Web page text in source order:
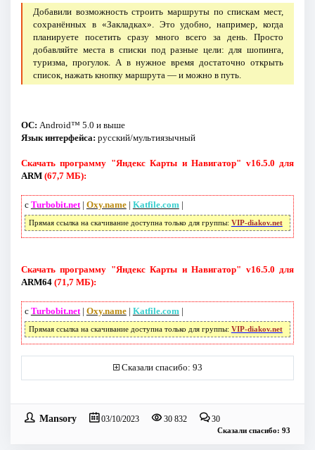
Добавили возможность строить маршруты по спискам мест,
сохранённых в «Закладках». Это удобно, например, когда
планируете посетить сразу много всего за день. Просто
добавляйте места в списки под разные цели: для шопинга,
туризма, прогулок. А в нужное время достаточно открыть
список, нажать кнопку маршрута — и можно в путь.
ОС: Android™ 5.0 и выше
Язык интерфейса: русский/мультиязычный
Скачать программу "Яндекс Карты и Навигатор" v16.5.0 для
ARM(67,7 МБ):
с Turbobit.net| Oxy.name| Katfile.com |
Прямая ссылка на скачивание доступна только для группы: VIP-diakov.net
Скачать программу "Яндекс Карты и Навигатор" v16.5.0 для
ARM64(71,7 МБ):
с Turbobit.net| Oxy.name| Katfile.com |
Прямая ссылка на скачивание доступна только для группы: VIP-diakov.net
Сказали спасибо: 93
Mansory 03/10/2023 30 832 30
Сказали спасибо: 93